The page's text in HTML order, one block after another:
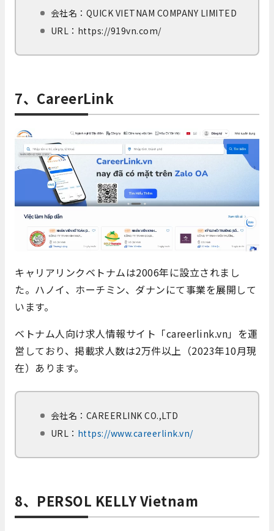
会社名： QUICK VIETNAM COMPANY LIMITED
URL：https://919vn.com/
7、CareerLink
キャリアリンクベトナムは2006年に設立されまし
た。 ハノイ、ホーチミン、ダナンにて事業を展開して
います。
ベトナム人向け求人情報サイト「careerlink.vn」を運
営しており、掲載求人数は2万件以上（2023年10月現
在）あります。
会社名： CAREERLINK CO.,LTD
URL： https://www.careerlink.vn/
8、PERSOL KELLY Vietnam